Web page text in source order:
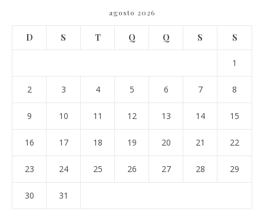
agosto 2026
D S T Q Q S S
1
2 3 4 5 6 7 8
9 10 11 12 13 14 15
16 17 18 19 20 21 22
23 24 25 26 27 28 29
30 31